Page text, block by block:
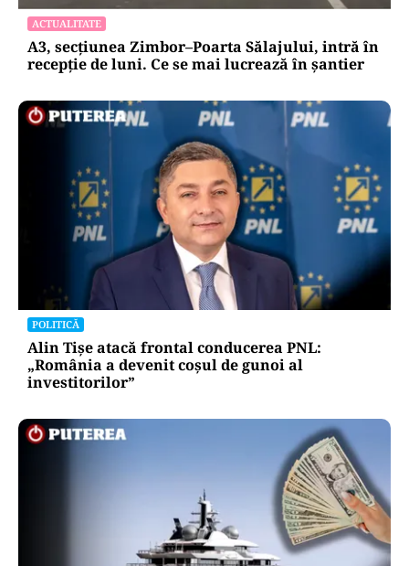
ACTUALITATE
A3, secțiunea Zimbor–Poarta Sălajului, intră în
recepție de luni. Ce se mai lucrează în șantier
POLITICĂ
Alin Tișe atacă frontal conducerea PNL:
„România a devenit coșul de gunoi al
investitorilor”